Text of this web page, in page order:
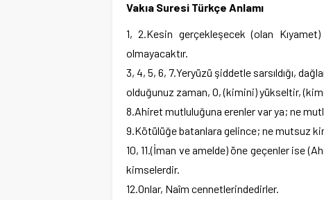
Vakıa Suresi Türkçe Anlamı
1, 2.Kesin gerçekleşecek (olan
olmayacaktır.
3, 4, 5, 6, 7.Yeryüzü şiddetle sarsıldığı,
olduğunuz zaman, O, (kimini) yükseltir,
8.Ahiret mutluluğuna erenler var ya; ne
9.Kötülüğe batanlara gelince; ne mutsuz
10, 11.(İman ve amelde) öne geçenler ise
kimselerdir.
12.Onlar, Naîm cennetlerindedirler.